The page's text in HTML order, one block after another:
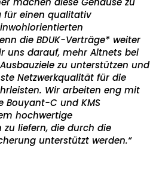
für einen qualitativ
die BDUK-Verträge* weiter
uns darauf, mehr Altnets bei
zu unterstützen und
Netzwerkqualität für die
Wir arbeiten eng mit
Bouyant-C und KMS
hochwertige
liefern, die durch die
unterstützt werden.“